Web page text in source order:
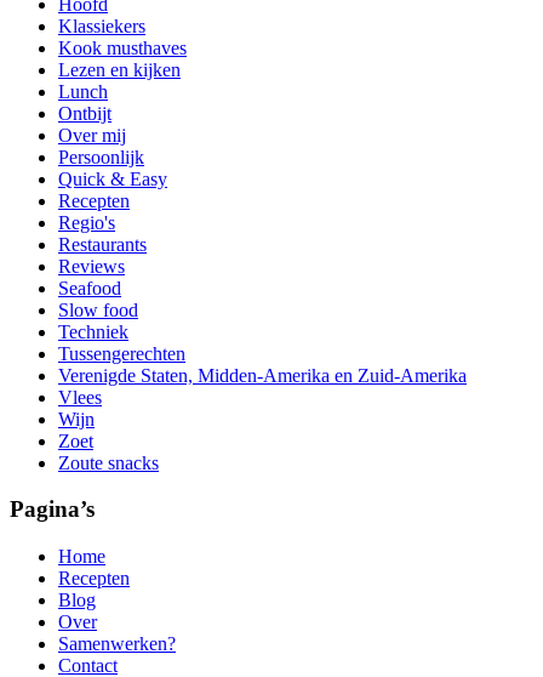
Klassiekers
Kook musthaves
Lezen en kijken
Lunch
Ontbijt
Over mij
Persoonlijk
Quick & Easy
Recepten
Regio's
Restaurants
Reviews
Seafood
Slow food
Techniek
Tussengerechten
Verenigde Staten, Midden-Amerika en Zuid-Amerika
Vlees
Wijn
Zoet
Zoute snacks
Pagina’s
Home
Recepten
Blog
Over
Samenwerken?
Contact